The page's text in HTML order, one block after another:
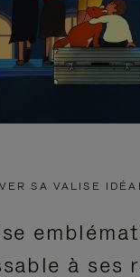
SA VALISE
à ses